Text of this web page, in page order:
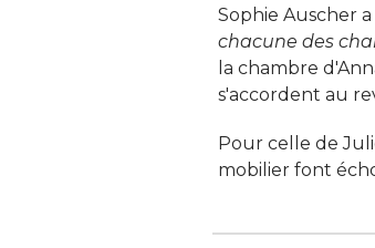
Sophie Auscher
chacune des
la chambre
s'accordent au
Pour celle de
mobilier font